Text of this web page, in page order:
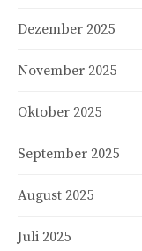
Dezember 2025
November 2025
Oktober 2025
September 2025
August 2025
Juli 2025